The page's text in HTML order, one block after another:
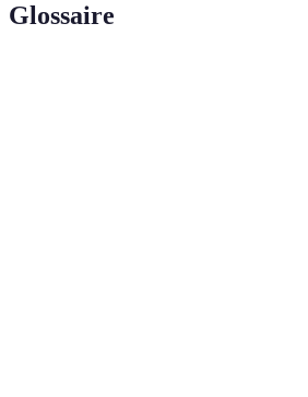
Glossaire